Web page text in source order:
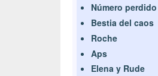
Número perdido
Bestia del caos
Roche
Aps
Elena y Rude